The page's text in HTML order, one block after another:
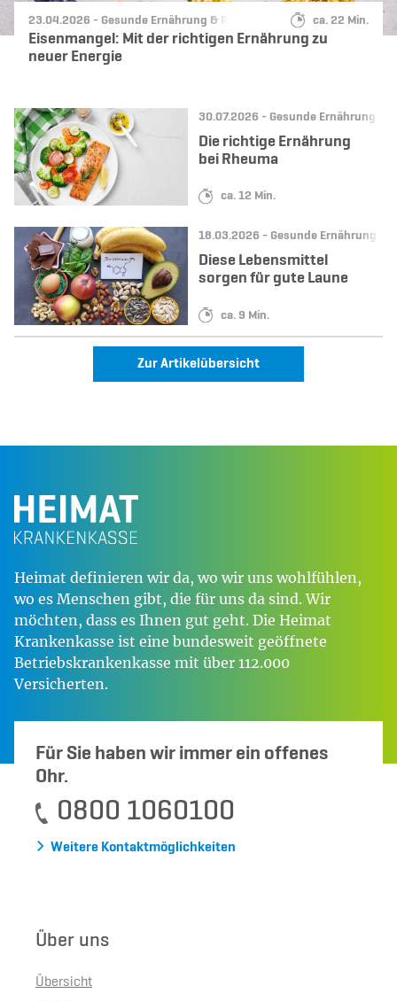
Datum:
23.04.2026 - Kategorie:
Gesunde Ernährung & Rezepte Lesedauer:
ca. 22 Min.
Eisenmangel: Mit der richtigen Ernährung zu
neuer Energie
Datum:
30.07.2026 - Kategorie:
Gesunde Ernährung &
Lesedauer:
ca. 12 Min.
Die richtige Ernährung
bei Rheuma
Datum:
18.03.2026 - Kategorie:
Gesunde Ernährung &
Lesedauer:
ca. 9 Min.
Diese Lebensmittel
sorgen für gute Laune
Zur Artikelübersicht
Heimat definieren wir da, wo wir uns wohlfühlen,
wo es Menschen gibt, die für uns da sind. Wir
möchten, dass es Ihnen gut geht. Die Heimat
Krankenkasse ist eine bundesweit geöffnete
Betriebskrankenkasse mit über 112.000
Versicherten.
Für Sie haben wir immer ein offenes
Ohr.
0800 1060100
Weitere Kontaktmöglichkeiten
Über uns
Übersicht